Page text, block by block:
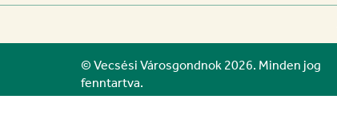
© Vecsési Városgondnok 2026. Minden jog
fenntartva.